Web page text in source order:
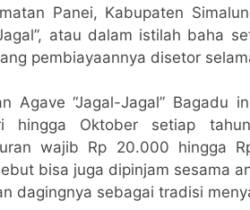
Panei, Kabupaten
atau dalam istilah baha
pembiayaannya disetor
Agave “Jagal-Jagal” Bagadu
hingga Oktober setiap
wajib Rp 20.000 hingga
bisa juga dipinjam sesama
dagingnya sebagai tradisi